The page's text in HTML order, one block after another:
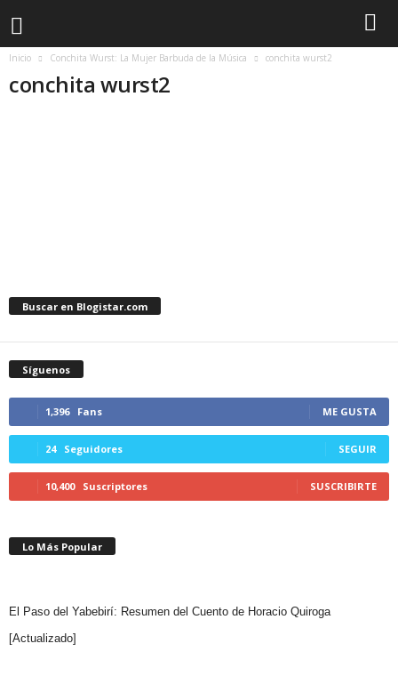
Inicio Conchita Wurst: La Mujer Barbuda de la Música conchita wurst2
conchita wurst2
Buscar en Blogistar.com
Síguenos
1,396 Fans ME GUSTA
24 Seguidores SEGUIR
10,400 Suscriptores SUSCRIBIRTE
Lo Más Popular
El Paso del Yabebirí: Resumen del Cuento de Horacio Quiroga
[Actualizado]